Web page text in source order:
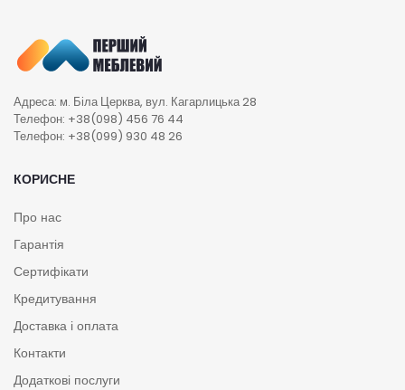
Адреса: м. Біла Церква, вул. Кагарлицька 28
Телефон: +38(098) 456 76 44
Телефон: +38(099) 930 48 26
КОРИСНЕ
Про нас
Гарантія
Сертифікати
Кредитування
Доставка і оплата
Контакти
Додаткові послуги